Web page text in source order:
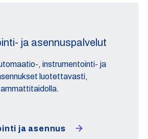
ja asennuspalvelut
, instrumentointi- ja
luotettavasti,
ja asennus